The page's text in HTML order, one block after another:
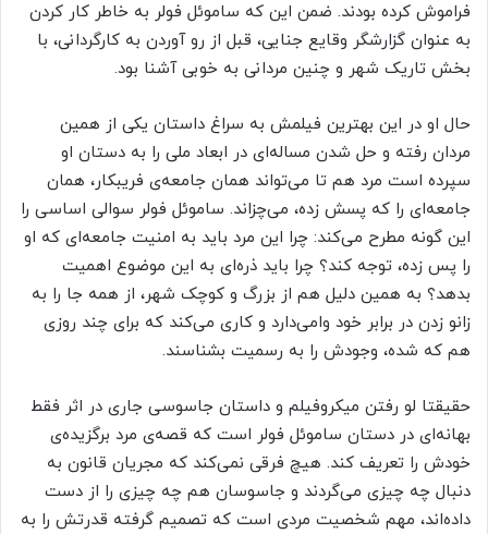
فراموش کرده بودند. ضمن این که ساموئل فولر به خاطر کار کردن
به عنوان گزارشگر وقایع جنایی، قبل از رو آوردن به کارگردانی، با
بخش تاریک شهر و چنین مردانی به خوبی آشنا بود.
حال او در این بهترین فیلمش به سراغ داستان یکی از همین
مردان رفته و حل شدن مساله‌ای در ابعاد ملی را به دستان او
سپرده است مرد هم تا می‌تواند همان جامعه‌ی فریبکار، همان
جامعه‌ای را که پسش زده، می‌چزاند. ساموئل فولر سوالی اساسی را
این گونه مطرح می‌کند: چرا این مرد باید به امنیت جامعه‌ای که او
را پس زده، توجه کند؟ چرا باید ذره‌ای به این موضوع اهمیت
بدهد؟ به همین دلیل هم از بزرگ و کوچک شهر، از همه جا را به
زانو زدن در برابر خود وامی‌دارد و کاری می‌کند که برای چند روزی
هم که شده، وجودش را به رسمیت بشناسند.
حقیقتا لو رفتن میکروفیلم و داستان جاسوسی جاری در اثر فقط
بهانه‌ای در دستان ساموئل فولر است که قصه‌ی مرد برگزیده‌‌ی
خودش را تعریف کند. هیچ فرقی نمی‌کند که مجریان قانون به
دنبال چه چیزی می‌گردند و جاسوسان هم چه چیزی را از دست
داده‌اند، مهم شخصیت مردی است که تصمیم گرفته قدرتش را به